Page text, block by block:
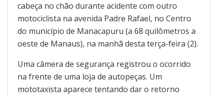
cabeça no chão durante acidente com outro
motociclista na avenida Padre Rafael, no Centro
do município de Manacapuru (a 68 quilômetros a
oeste de Manaus), na manhã desta terça-feira (2).
Uma câmera de segurança registrou o ocorrido
na frente de uma loja de autopeças. Um
mototaxista aparece tentando dar o retorno